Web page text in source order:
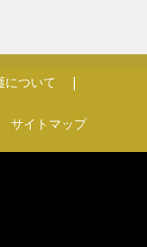
について
サイトマップ